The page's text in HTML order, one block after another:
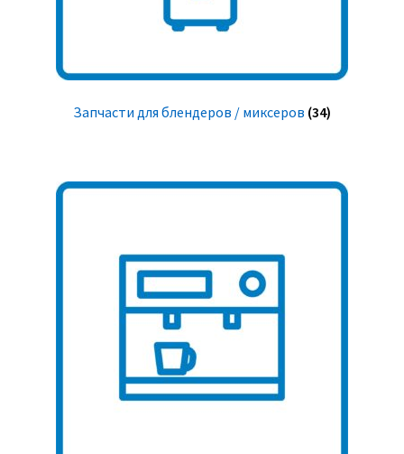
Запчасти для блендеров / миксеров (34)